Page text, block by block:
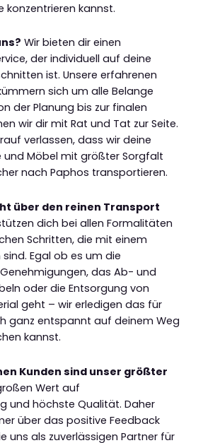
konzentrieren kannst.
Wir bieten dir einen
der individuell auf deine
ist. Unsere erfahrenen
sich um alle Belange
der Planung bis zur finalen
wir dir mit Rat und Tat zur Seite.
verlassen, dass wir deine
Möbel mit größter Sorgfalt
nach Paphos transportieren.
über den reinen Transport
dich bei allen Formalitäten
Schritten, die mit einem
Egal ob es um die
das Ab- und
oder die Entsorgung von
geht – wir erledigen das für
ganz entspannt auf deinem Weg
kannst.
Kunden sind unser größter
Wert auf
und höchste Qualität. Daher
über das positive Feedback
uns als zuverlässigen Partner für